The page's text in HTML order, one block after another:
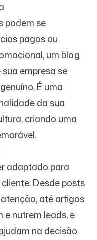
podem se
pagos ou
um blog
empresa se
É uma
da sua
criando uma
adaptado para
Desde posts
até artigos
e nutrem leads, e
na decisão